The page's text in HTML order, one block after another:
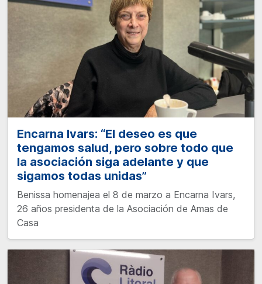
Encarna Ivars: “El deseo es que
tengamos salud, pero sobre todo que
la asociación siga adelante y que
sigamos todas unidas”
Benissa homenajea el 8 de marzo a Encarna Ivars,
26 años presidenta de la Asociación de Amas de
Casa